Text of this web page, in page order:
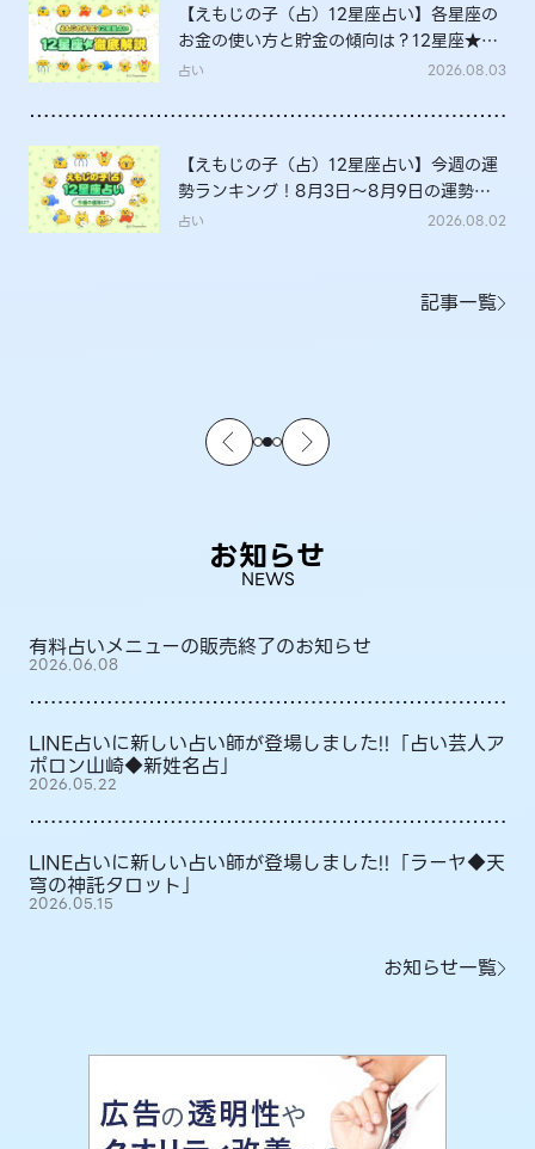
【えもじの子（占）12星座占い】各星座の
お金の使い方と貯金の傾向は？12星座★徹
底解説
占い 2026.08.03
【えもじの子（占）12星座占い】今週の運
勢ランキング！8月3日～8月9日の運勢
は？
占い 2026.08.02
記事一覧
お知らせ
NEWS
有料占いメニューの販売終了のお知らせ
2026.06.08
LINE占いに新しい占い師が登場しました!!「占い芸人ア
ポロン山崎◆新姓名占」
2026.05.22
LINE占いに新しい占い師が登場しました!!「ラーヤ◆天
穹の神託タロット」
2026.05.15
お知らせ一覧